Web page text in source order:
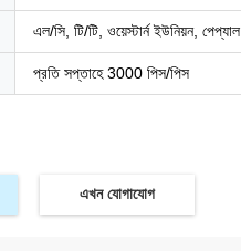
এল/সি, টি/টি, ওয়েস্টার্ন ইউনিয়ন, পেপ্যাল
প্রতি সপ্তাহে 3000 পিস/পিস
এখন যোগাযোগ